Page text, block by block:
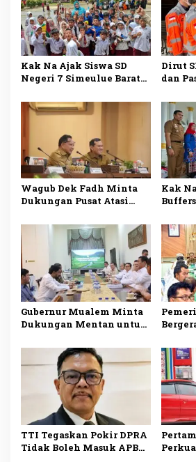
Kak Na Ajak Siswa SD
Negeri 7 Simeulue Barat
Masa Depan Sehat
Dirut
dan
Wagub Dek Fadh Minta
Dukungan Pusat Atasi
Semen di Aceh
Kak
Gubernur Mualem Minta
Dukungan Mentan untuk
Sawah dan Kebun di Aceh
untuk
TTI Tegaskan Pokir DPRA
Tidak Boleh Masuk APBA